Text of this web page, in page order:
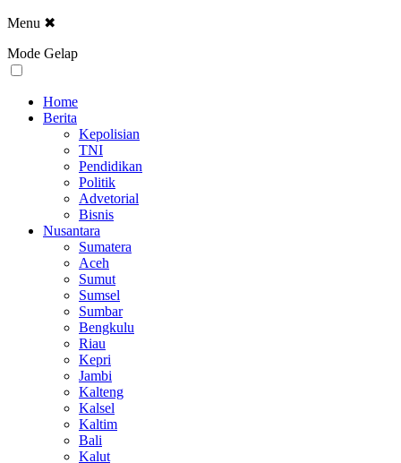
Menu ✖
Mode Gelap
Home
Berita
Kepolisian
TNI
Pendidikan
Politik
Advetorial
Bisnis
Nusantara
Sumatera
Aceh
Sumut
Sumsel
Sumbar
Bengkulu
Riau
Kepri
Jambi
Kalteng
Kalsel
Kaltim
Bali
Kalut